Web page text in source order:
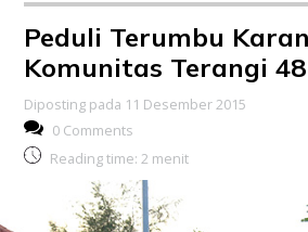
Peduli Terumbu
Komunitas Terangi 48
Diposting pada 11 Desember 2015
0 Comments
Reading time: 2 menit